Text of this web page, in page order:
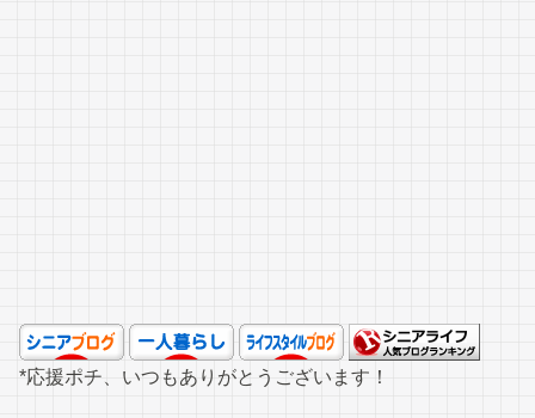
*応援ポチ、いつもありがとうございます！